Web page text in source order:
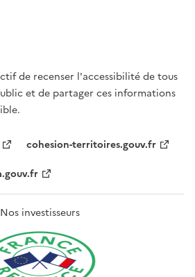
de recenser l'accessibilité de tous
et de partager ces informations
cohesion-territoires.gouv.fr
Nos investisseurs